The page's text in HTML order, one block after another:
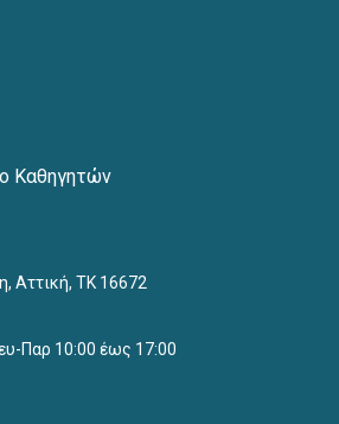
Καθηγητών
Αττική, ΤΚ 16672
Παρ 10:00 έως 17:00